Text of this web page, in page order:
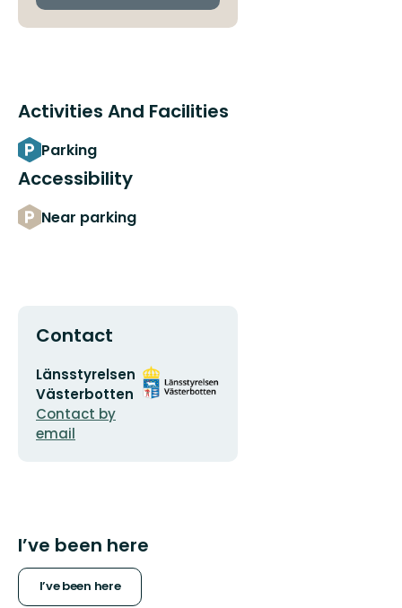
Activities And Facilities
Parking
Accessibility
Near parking
Contact
Email
address
Länsstyrelsen
Västerbotten
Contact by
email
Organization
logotype
I’ve been here
I’ve been here